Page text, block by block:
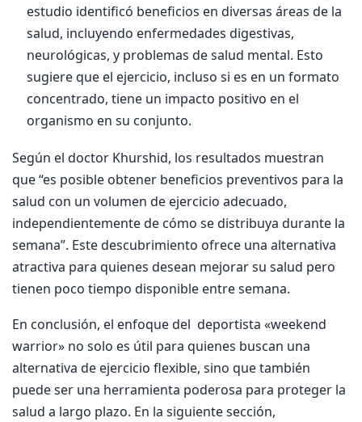
estudio identificó beneficios en diversas áreas de la
salud, incluyendo enfermedades digestivas,
neurológicas, y problemas de salud mental. Esto
sugiere que el ejercicio, incluso si es en un formato
concentrado, tiene un impacto positivo en el
organismo en su conjunto.
Según el doctor Khurshid, los resultados muestran
que “es posible obtener beneficios preventivos para la
salud con un volumen de ejercicio adecuado,
independientemente de cómo se distribuya durante la
semana”. Este descubrimiento ofrece una alternativa
atractiva para quienes desean mejorar su salud pero
tienen poco tiempo disponible entre semana.
En conclusión, el enfoque del deportista «weekend
warrior» no solo es útil para quienes buscan una
alternativa de ejercicio flexible, sino que también
puede ser una herramienta poderosa para proteger la
salud a largo plazo. En la siguiente sección,